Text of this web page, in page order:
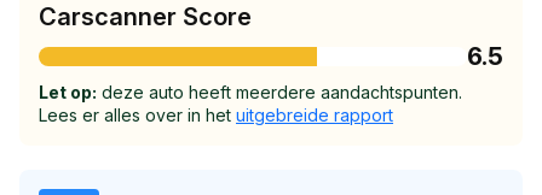
Carscanner Score
6.5
Let op: deze auto heeft meerdere aandachtspunten.
Lees er alles over in het uitgebreide rapport